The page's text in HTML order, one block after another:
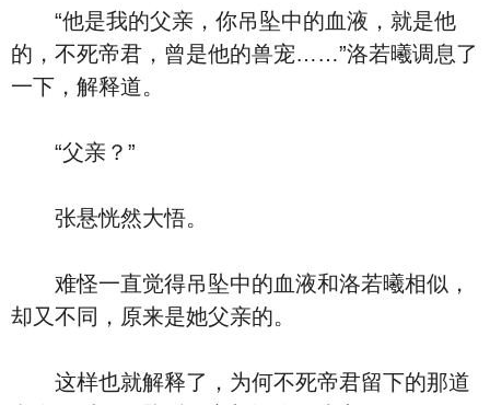
“他是我的父亲，你吊坠中的血液，就是他
的，不死帝君，曾是他的兽宠……”洛若曦调息了
一下，解释道。
“父亲？”
张悬恍然大悟。
难怪一直觉得吊坠中的血液和洛若曦相似，
却又不同，原来是她父亲的。
这样也就解释了，为何不死帝君留下的那道